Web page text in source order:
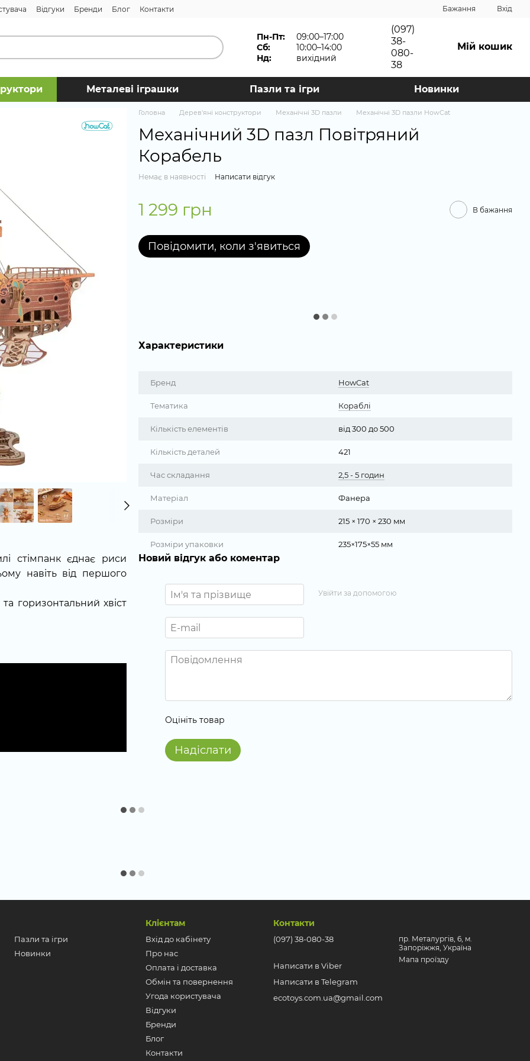
Відгуки Бренди Блог Контакти Бажання Вхід
Пн-Пт:
09:00–17:00
Сб:
10:00–14:00
Нд:
вихідний
(097)
38-
080-
38
Мій кошик
Металеві іграшки Пазли та ігри Новинки
стімпанк єднає риси
навіть від першого
горизонтальний хвіст
Головна Дерев'яні конструктори Механічні 3D пазли Механічні 3D пазли HowCat
Механічний 3D пазл Повітряний
Корабель
Немає в наявності Написати відгук
1 299 грн В бажання
Повідомити, коли з'явиться
Характеристики
Бренд HowCat
Тематика Кораблі
Кількість елементів від 300 до 500
Кількість деталей 421
Час складання 2,5 - 5 годин
Матеріал Фанера
Розміри 215 × 170 × 230 мм
Розміри упаковки 235×175×55 мм
Новий відгук або коментар
Увійти за допомогою
Оцініть товар
Надіслати
Пазли та ігри
Новинки
Клієнтам
Вхід до кабінету
Про нас
Оплата і доставка
Обмін та повернення
Угода користувача
Відгуки
Бренди
Блог
Контакти
Контакти
(097) 38-080-38
Написати в Viber
Написати в Telegram
ecotoys.com.ua@gmail.com
пр. Металургів, 6, м.
Запоріжжя, Україна
Мапа проїзду